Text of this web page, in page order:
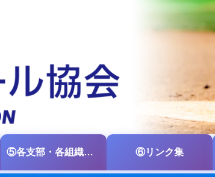
⑤各支部・各組織の掲示板 ⑥リンク集